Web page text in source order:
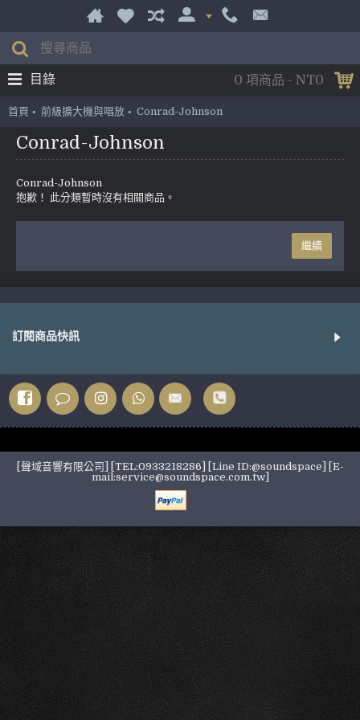
0 項商品 - NT0
目錄
首頁 前級擴大機與唱放 Conrad-Johnson
Conrad-Johnson
Conrad-Johnson
抱歉！ 此分類暫時沒有相關商品。
繼續
訂閱商品快訊
[聲域音響有限公司] [TEL:0933218286] [Line ID:@soundspace] [E-
mail:service@soundspace.com.tw]